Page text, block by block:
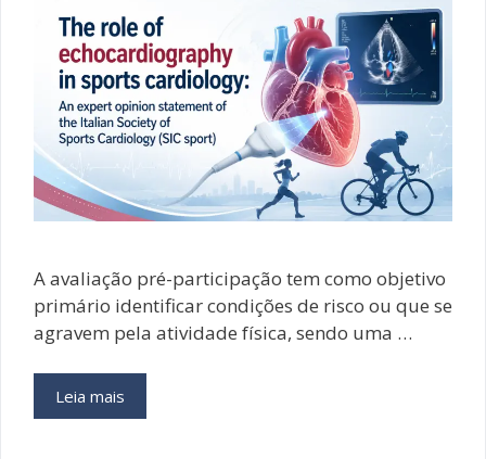
A avaliação pré-participação tem como objetivo
primário identificar condições de risco ou que se
agravem pela atividade física, sendo uma …
Leia mais
Papel